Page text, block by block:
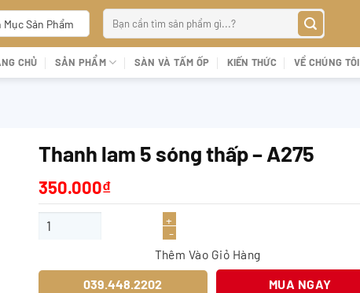
Mục Sản Phẩm
kiếm:
CHỦ SẢN PHẨM SÀN VÀ TẤM ỐP KIẾN THỨC VỀ CHÚNG TÔI
Thanh lam 5 sóng thấp – A275
350.000₫
Thanh lam 5 sóng thấp - A275 số lượng
Thêm Vào Giỏ Hàng
039.448.2202
MUA NGAY